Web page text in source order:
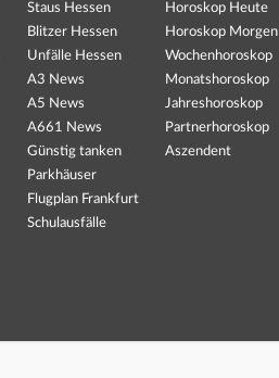
Staus Hessen
Blitzer Hessen
Unfälle Hessen
A3 News
A5 News
A661 News
Günstig tanken
Parkhäuser
Flugplan Frankfurt
Schulausfälle
Horoskop Heute
Horoskop Morgen
Wochenhoroskop
Monatshoroskop
Jahreshoroskop
Partnerhoroskop
Aszendent